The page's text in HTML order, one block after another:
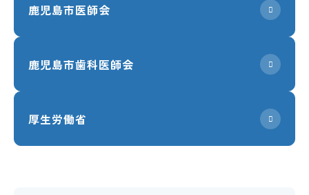
鹿児島市医師会
鹿児島市歯科医師会
厚生労働省